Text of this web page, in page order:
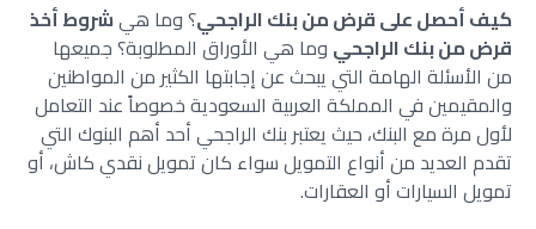
كيف أحصل على قرض من بنك الراجحي؟ وما هيشروط أخذ
قرض من بنك الراجحي وما هي الأوراق المطلوبة؟ جميعها
من الأسئلة الهامة التي يبحث عن إجابتها الكثير من المواطنين
والمقيمين في المملكة العربية السعودية خصوصاً عند التعامل
لأول مرة مع البنك، حيث يعتبر بنك الراجحي أحد أهم البنوك التي
تقدم العديد من أنواع التمويل سواء كان تمويل نقدي كاش، أو
تمويل السيارات أو العقارات.